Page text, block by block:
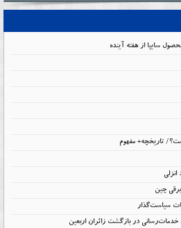
سایپا از هفته آینده
تاریخچه+ مفهوم
سیاست‌گذار
خدمات‌رسانی در بازگشت زائران اربعین